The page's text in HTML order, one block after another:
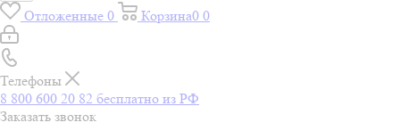
Отложенные 0 Корзина0 0
Телефоны
8 800 600 20 82 бесплатно из РФ
Заказать звонок